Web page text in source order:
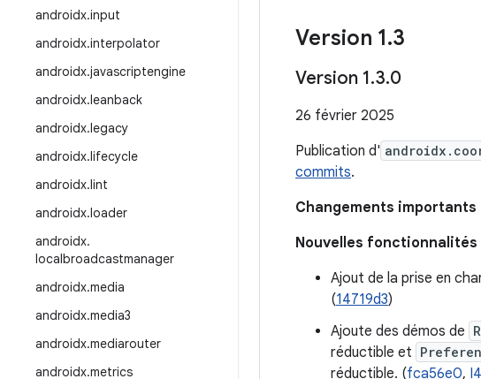
androidx.input
androidx.interpolator
androidx.javascriptengine
androidx.leanback
androidx.legacy
androidx.lifecycle
androidx.lint
androidx.loader
androidx.
localbroadcastmanager
androidx.media
androidx.media3
androidx.mediarouter
androidx.metrics
Version 1.3
Version 1.3.0
26 février 2025
Publication d'
commits.
Changements importants
Nouvelles fonctionnalités
Ajout de la prise en
(14719d3)
Ajoute des démos de
réductible et
réductible. (fca56e0,